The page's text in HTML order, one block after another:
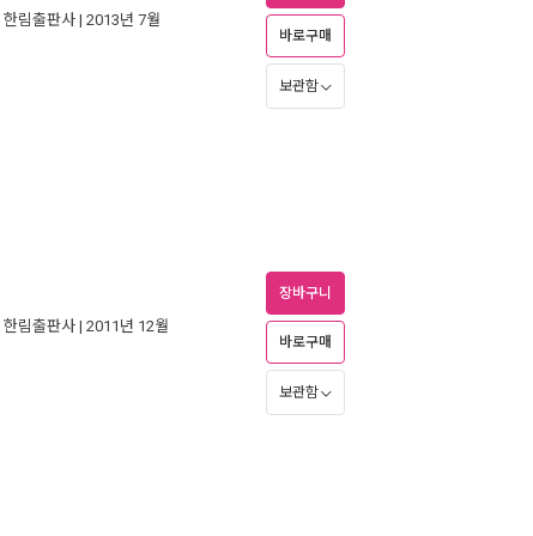
한림출판사 | 2013년 7월
바로구매
보관함
한림출판사 | 2011년 12월
장바구니
바로구매
보관함